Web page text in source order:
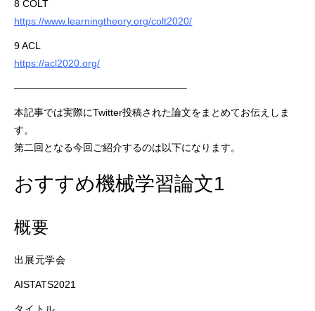
8 COLT
https://www.learningtheory.org/colt2020/
9 ACL
https://acl2020.org/
—————————————————–
本記事では実際にTwitter投稿された論文をまとめてお伝えしま
す。
第二回となる今回ご紹介するのは以下になります。
おすすめ機械学習論文1
概要
出展元学会
AISTATS2021